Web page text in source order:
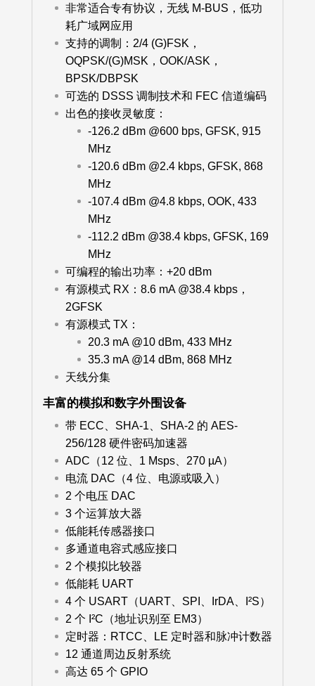
非常适合专有协议，无线 M-BUS，低功
耗广域网应用
支持的调制：2/4 (G)FSK，
OQPSK/(G)MSK，OOK/ASK，
BPSK/DBPSK
可选的 DSSS 调制技术和 FEC 信道编码
出色的接收灵敏度：
-126.2 dBm @600 bps, GFSK, 915
MHz
-120.6 dBm @2.4 kbps, GFSK, 868
MHz
-107.4 dBm @4.8 kbps, OOK, 433
MHz
-112.2 dBm @38.4 kbps, GFSK, 169
MHz
可编程的输出功率：+20 dBm
有源模式 RX：8.6 mA @38.4 kbps，
2GFSK
有源模式 TX：
20.3 mA @10 dBm, 433 MHz
35.3 mA @14 dBm, 868 MHz
天线分集
丰富的模拟和数字外围设备
带 ECC、SHA-1、SHA-2 的 AES-
256/128 硬件密码加速器
ADC（12 位、1 Msps、270 µA）
电流 DAC（4 位、电源或吸入）
2 个电压 DAC
3 个运算放大器
低能耗传感器接口
多通道电容式感应接口
2 个模拟比较器
低能耗 UART
4 个 USART（UART、SPI、IrDA、I²S）
2 个 I²C（地址识别至 EM3）
定时器：RTCC、LE 定时器和脉冲计数器
12 通道周边反射系统
高达 65 个 GPIO